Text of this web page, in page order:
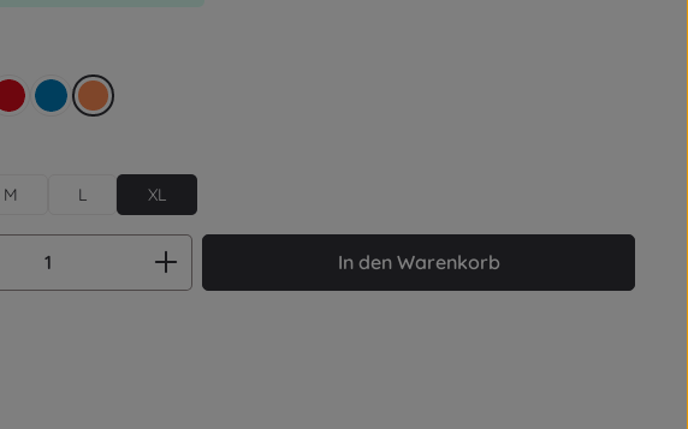
rot blau orange
M L XL
Anzahl: Gib den gewünschten Wert ein oder
In den Warenkorb